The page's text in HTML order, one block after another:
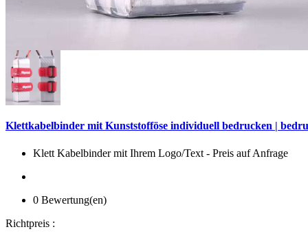
Klettkabelbinder mit Kunststofföse individuell bedrucken |
Klett Kabelbinder mit Ihrem Logo/Text - Preis auf Anfrage
0 Bewertung(en)
Richtpreis :